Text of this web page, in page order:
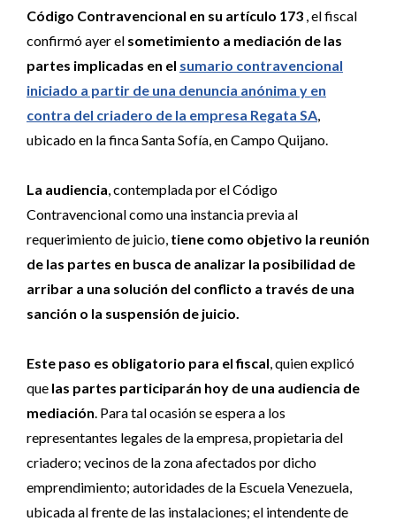
Código Contravencional en su artículo 173 , el fiscal
confirmó ayer el sometimiento a mediación de las
partes implicadas en el sumario contravencional
iniciado a partir de una denuncia anónima y en
contra del criadero de la empresa Regata SA
ubicado en la finca Santa Sofía, en Campo Quijano.
La audiencia , contemplada por el Código
Contravencional como una instancia previa al
requerimiento de juicio, tiene como objetivo la reunión
de las partes en busca de analizar la posibilidad de
arribar a una solución del conflicto a través de una
sanción o la suspensión de juicio.
Este paso es obligatorio para el fiscal , quien explicó
que las partes participarán hoy de una audiencia de
mediación . Para tal ocasión se espera a los
representantes legales de la empresa, propietaria del
criadero; vecinos de la zona afectados por dicho
emprendimiento; autoridades de la Escuela Venezuela,
ubicada al frente de las instalaciones; el intendente de